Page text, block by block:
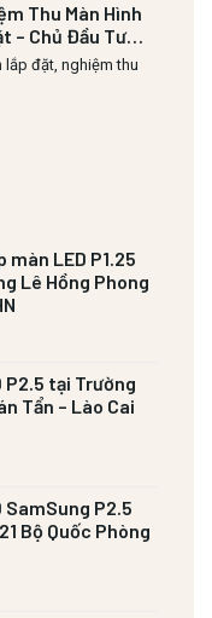
Thu Màn Hình
– Chủ Đầu Tư
Gì?
lắp đặt, nghiệm thu
màn LED P1.25
Lê Hồng Phong
P2.5 tại Trường
Tẩn – Lào Cai
SamSung P2.5
Bộ Quốc Phòng